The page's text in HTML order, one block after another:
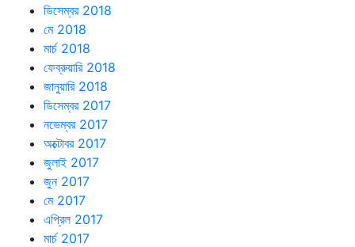
ডিসেম্বর 2018
মে 2018
মার্চ 2018
ফেব্রুয়ারি 2018
জানুয়ারি 2018
ডিসেম্বর 2017
নভেম্বর 2017
অক্টোবর 2017
জুলাই 2017
জুন 2017
মে 2017
এপ্রিল 2017
মার্চ 2017